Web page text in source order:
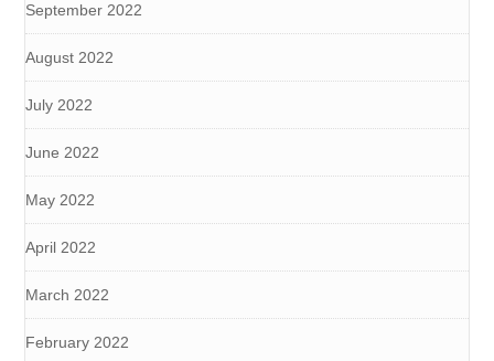
September 2022
August 2022
July 2022
June 2022
May 2022
April 2022
March 2022
February 2022